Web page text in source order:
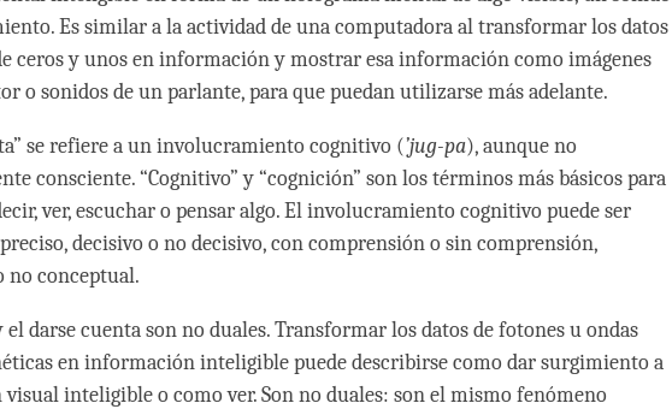
Es similar a la actividad de una computadora al transformar los datos
ceros y unos en información y mostrar esa información como imágenes
o sonidos de un parlante, para que puedan utilizarse más adelante.
se refiere a un involucramiento cognitivo (’jug-pa), aunque no
consciente. “Cognitivo” y “cognición” son los términos más básicos para
ver, escuchar o pensar algo. El involucramiento cognitivo puede ser
decisivo o no decisivo, con comprensión o sin comprensión,
no conceptual.
el darse cuenta son no duales. Transformar los datos de fotones u ondas
en información inteligible puede describirse como dar surgimiento a
inteligible o como ver. Son no duales: son el mismo fenómeno